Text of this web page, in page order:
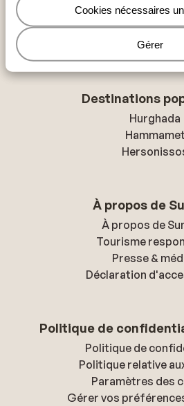
Cookies nécessaires
Gérer
Mer Rouge
Lanzarote
Golfe
Destinations
Hurghada
Hammamet
À propos de
À propos de
Tourisme
Presse &
Déclaration
Politique de
Politique de
Politique relative
Paramètres des
Gérer vos